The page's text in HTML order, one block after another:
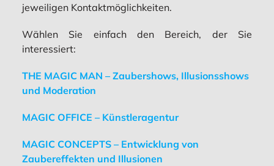
jeweiligen Kontaktmöglichkeiten.
Wählen Sie einfach den Bereich, der Sie
interessiert:
THE MAGIC MAN – Zaubershows, Illusionsshows
und Moderation
MAGIC OFFICE – Künstleragentur
MAGIC CONCEPTS – Entwicklung von
Zaubereffekten und Illusionen